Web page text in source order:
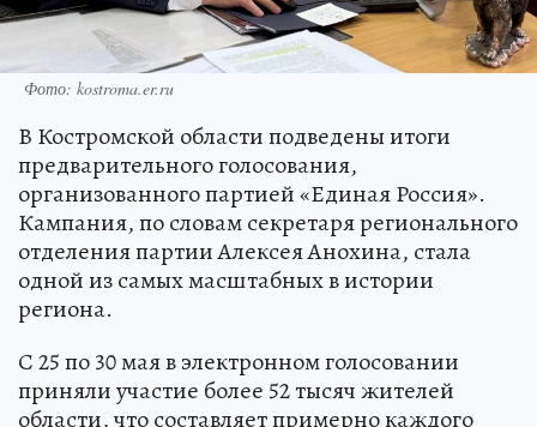
Фото: kostroma.er.ru
В Костромской области подведены итоги
предварительного голосования,
организованного партией «Единая Россия».
Кампания, по словам секретаря регионального
отделения партии Алексея Анохина, стала
одной из самых масштабных в истории
региона.
С 25 по 30 мая в электронном голосовании
приняли участие более 52 тысяч жителей
области, что составляет примерно каждого